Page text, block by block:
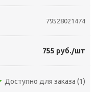
79528021474
755 руб./шт
Доступно для заказа (1)